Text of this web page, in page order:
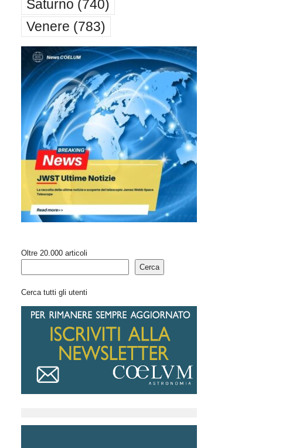
Saturno (740)
Venere (783)
Oltre 20.000 articoli
Cerca
Cerca tutti gli utenti